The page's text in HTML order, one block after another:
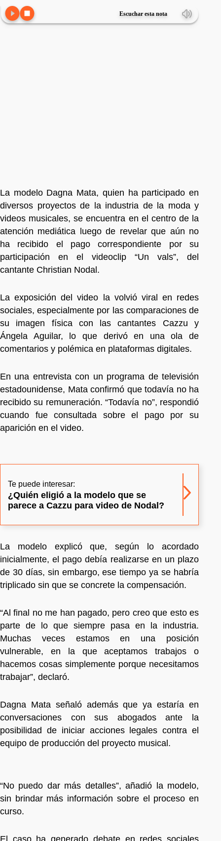
Escuchar esta nota
La modelo Dagna Mata, quien ha participado en
diversos proyectos de la industria de la moda y
videos musicales, se encuentra en el centro de la
atención mediática luego de revelar que aún no
ha recibido el pago correspondiente por su
participación en el videoclip “Un vals”, del
cantante Christian Nodal.
La exposición del video la volvió viral en redes
sociales, especialmente por las comparaciones de
su imagen física con las cantantes Cazzu y
Ángela Aguilar, lo que derivó en una ola de
comentarios y polémica en plataformas digitales.
En una entrevista con un programa de televisión
estadounidense, Mata confirmó que todavía no ha
recibido su remuneración. “Todavía no”, respondió
cuando fue consultada sobre el pago por su
aparición en el video.
Te puede interesar:
¿Quién eligió a la modelo que se
parece a Cazzu para video de Nodal?
La modelo explicó que, según lo acordado
inicialmente, el pago debía realizarse en un plazo
de 30 días, sin embargo, ese tiempo ya se habría
triplicado sin que se concrete la compensación.
“Al final no me han pagado, pero creo que esto es
parte de lo que siempre pasa en la industria.
Muchas veces estamos en una posición
vulnerable, en la que aceptamos trabajos o
hacemos cosas simplemente porque necesitamos
trabajar”, declaró.
Dagna Mata señaló además que ya estaría en
conversaciones con sus abogados ante la
posibilidad de iniciar acciones legales contra el
equipo de producción del proyecto musical.
“No puedo dar más detalles”, añadió la modelo,
sin brindar más información sobre el proceso en
curso.
El caso ha generado debate en redes sociales